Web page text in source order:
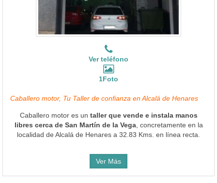
Ver teléfono
1Foto
Caballero motor, Tu Taller de confianza en Alcalá de Henares
Caballero motor es un taller que vende e instala manos
libres cerca de San Martín de la Vega, concretamente en la
localidad de Alcalá de Henares a 32.83 Kms. en línea recta.
Ver Más